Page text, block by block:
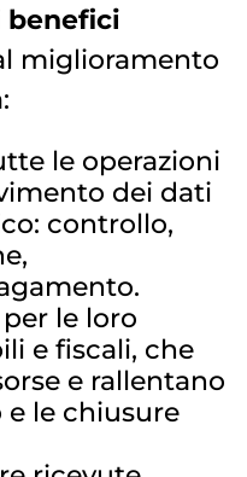
benefici
miglioramento
le operazioni
dei dati
controllo,
le loro
e fiscali, che
e rallentano
le chiusure